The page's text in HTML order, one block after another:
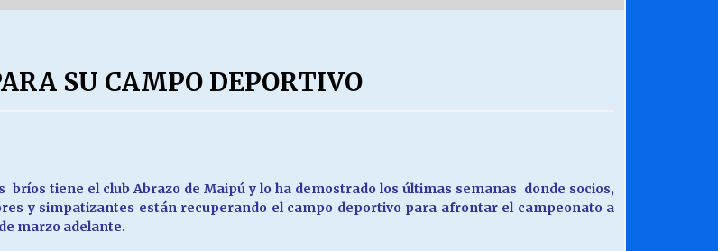
69 AÑOS DE HISTORIA
28/07/2026
MUNICIPALIDADES, HONORARIOS,
DESPIDOS
SU CAMPO DEPORTIVO
bríos tiene el club Abrazo de Maipú y lo ha demostrado los últimas semanas donde socios,
y simpatizantes están recuperando el campo deportivo para afrontar el campeonato a
marzo adelante.